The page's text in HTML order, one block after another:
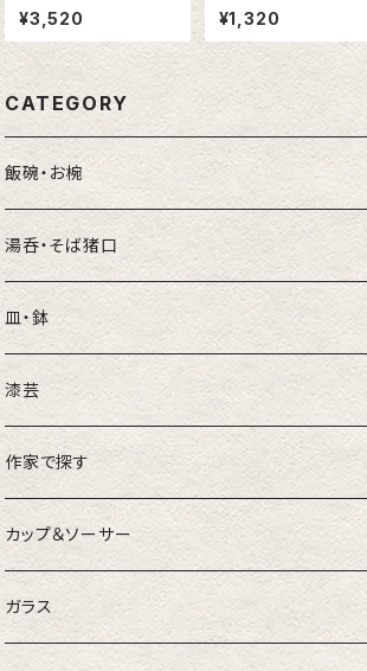
こ 九谷焼 カップ
「フルーツジュース」
¥3,520
こ 九谷焼 もっこ豆
皿 「つばめ」
¥1,320
CATEGORY
飯碗・お椀
湯呑・そば猪口
皿・鉢
豆皿
れんげ
小鉢
漆芸
作家で探す
日下華子
米倉しおり
カップ＆ソーサー
ガラス